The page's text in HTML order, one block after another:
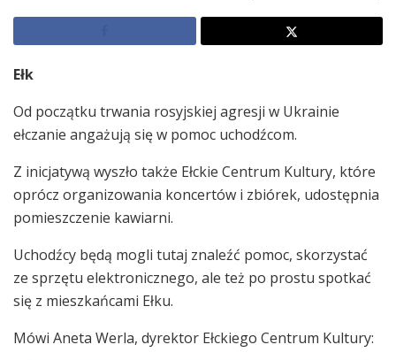
Ełk
Od początku trwania rosyjskiej agresji w Ukrainie
ełczanie angażują się w pomoc uchodźcom.
Z inicjatywą wyszło także Ełckie Centrum Kultury, które
oprócz organizowania koncertów i zbiórek, udostępnia
pomieszczenie kawiarni.
Uchodźcy będą mogli tutaj znaleźć pomoc, skorzystać
ze sprzętu elektronicznego, ale też po prostu spotkać
się z mieszkańcami Ełku.
Mówi Aneta Werla, dyrektor Ełckiego Centrum Kultury: